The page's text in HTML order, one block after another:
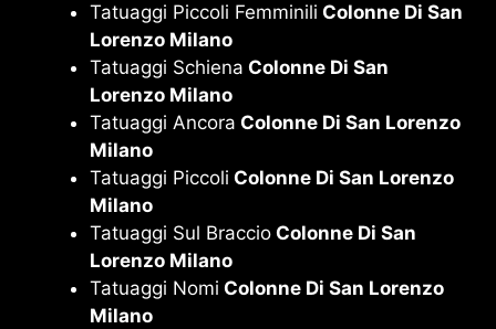
Tatuaggi Piccoli Femminili Colonne Di San
Lorenzo Milano
Tatuaggi Schiena Colonne Di San
Lorenzo Milano
Tatuaggi Ancora Colonne Di San Lorenzo
Milano
Tatuaggi Piccoli Colonne Di San Lorenzo
Milano
Tatuaggi Sul Braccio Colonne Di San
Lorenzo Milano
Tatuaggi Nomi Colonne Di San Lorenzo
Milano